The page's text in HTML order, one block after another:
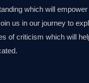
which will
us in our journey to
of criticism which will